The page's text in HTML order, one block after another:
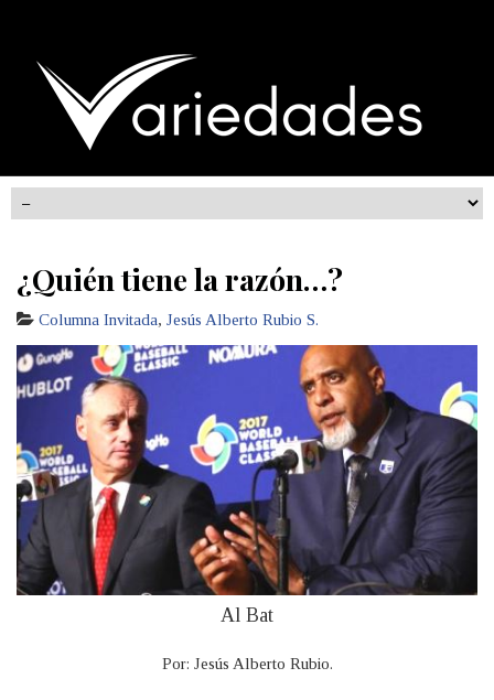
¿Quién tiene la razón…?
Columna Invitada, Jesús Alberto Rubio S.
Al Bat
Por: Jesús Alberto Rubio.